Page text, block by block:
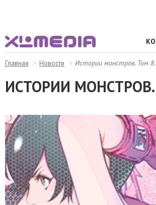
Главная Новости Истории монстров. Том 8.
ИСТОРИИ